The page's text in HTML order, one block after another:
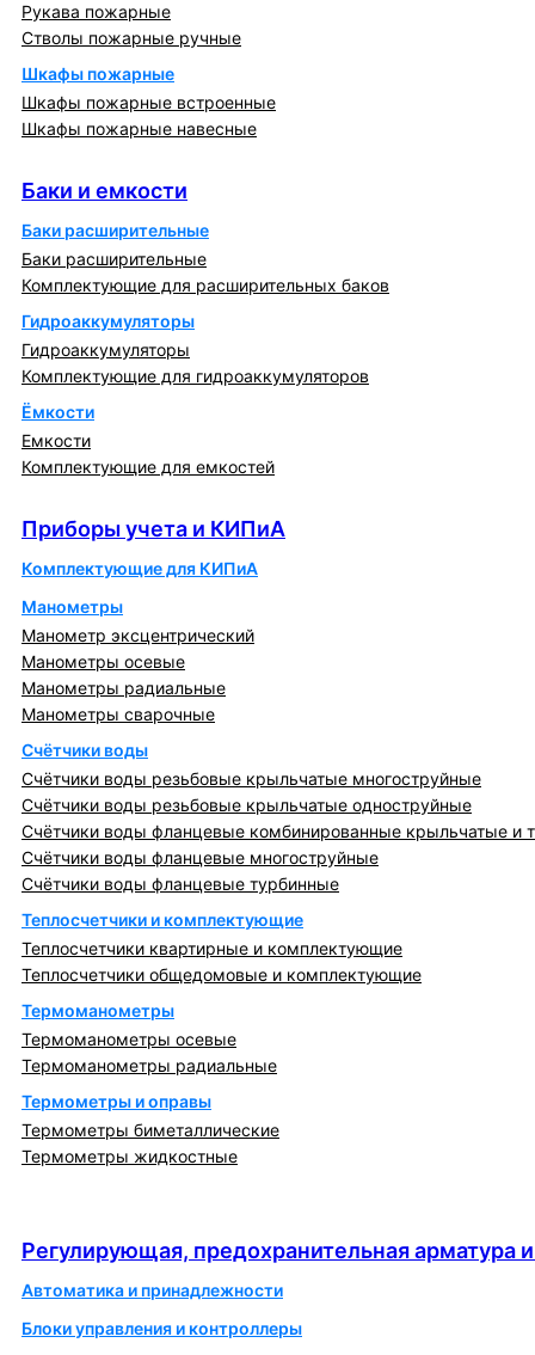
Рукава пожарные
Стволы пожарные ручные
Шкафы пожарные
Шкафы пожарные встроенные
Шкафы пожарные навесные
Баки и емкости
Баки расширительные
Баки расширительные
Комплектующие для расширительных баков
Гидроаккумуляторы
Гидроаккумуляторы
Комплектующие для гидроаккумуляторов
Ёмкости
Емкости
Комплектующие для емкостей
Приборы учета и КИПиА
Комплектующие для КИПиА
Манометры
Манометр эксцентрический
Манометры осевые
Манометры радиальные
Манометры сварочные
Счётчики воды
Счётчики воды резьбовые крыльчатые многоструйные
Счётчики воды резьбовые крыльчатые одноструйные
Счётчики воды фланцевые комбинированные крыльчатые и
Счётчики воды фланцевые многоструйные
Счётчики воды фланцевые турбинные
Теплосчетчики и комплектующие
Теплосчетчики квартирные и комплектующие
Теплосчетчики общедомовые и комплектующие
Термоманометры
Термоманометры осевые
Термоманометры радиальные
Термометры и оправы
Термометры биметаллические
Термометры жидкостные
Регулирующая, предохранительная арматура
Автоматика и принадлежности
Блоки управления и контроллеры